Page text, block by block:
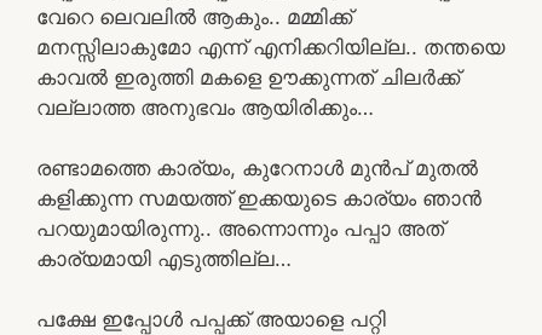
വേറെ ലെവലിൽ ആകും.. മമ്മിക്ക്
മനസ്സിലാകുമോ എന്ന് എനിക്കറിയില്ല.. തന്തയെ
കാവൽ ഇരുത്തി മകളെ ഊക്കുന്നത് ചിലർക്ക്
വല്ലാത്ത അനുഭവം ആയിരിക്കും…
രണ്ടാമത്തെ കാര്യം, കുറേനാൾ മുൻപ് മുതൽ
കളിക്കുന്ന സമയത്ത് ഇക്കയുടെ കാര്യം ഞാൻ
പറയുമായിരുന്നു.. അന്നൊന്നും പപ്പാ അത്
കാര്യമായി എടുത്തില്ല…
പക്ഷേ ഇപ്പോൾ പപ്പക്ക് അയാളെ പറ്റി